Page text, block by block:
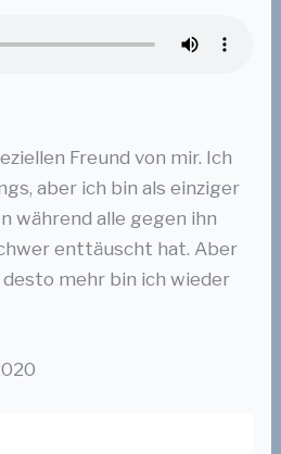
Freund von mir. Ich
aber ich bin als einziger
während alle gegen ihn
enttäuscht hat. Aber
mehr bin ich wieder